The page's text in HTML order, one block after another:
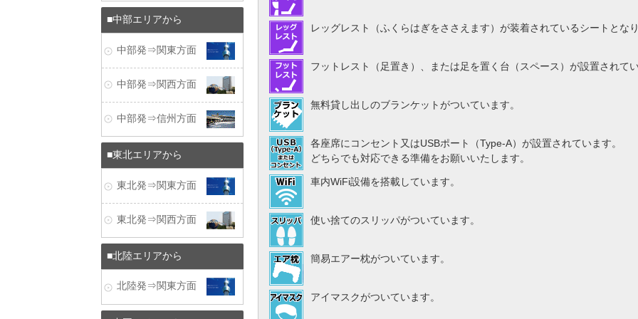
レッグレスト（ふくらはぎをささえます）が装着されているシートとなり
フットレスト（足置き）、または足を置く台（スペース）が設置されてい
無料貸し出しのブランケットがついています。
各座席にコンセント又はUSBポート（Type-A）が設置されています。
どちらでも対応できる準備をお願いいたします。
車内WiFi設備を搭載しています。
使い捨てのスリッパがついています。
簡易エアー枕がついています。
アイマスクがついています。
中部エリアから
中部発⇒関東方面
中部発⇒関西方面
中部発⇒信州方面
東北エリアから
東北発⇒関東方面
東北発⇒関西方面
北陸エリアから
北陸発⇒関東方面